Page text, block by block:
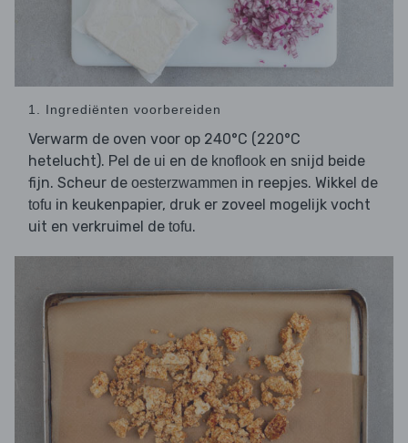
1. Ingrediënten voorbereiden
Verwarm de oven voor op 240°C (220°C
hetelucht). Pel de ui en de knoflook en snijd beide
fijn. Scheur de oesterzwammen in reepjes. Wikkel de
tofu in keukenpapier, druk er zoveel mogelijk vocht
uit en verkruimel de tofu.